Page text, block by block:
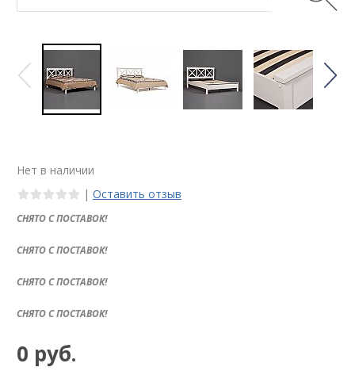
Нет в наличии
| Оставить отзыв
СНЯТО С ПОСТАВОК!
СНЯТО С ПОСТАВОК!
СНЯТО С ПОСТАВОК!
СНЯТО С ПОСТАВОК!
0 руб.